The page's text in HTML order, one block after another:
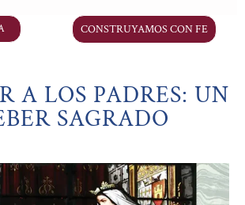
CONSTRUYAMOS CON FE
A LOS PADRES: UN
SAGRADO